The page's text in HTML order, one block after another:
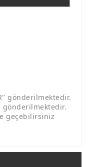
gönderilmektedir.
gönderilmektedir.
geçebilirsiniz